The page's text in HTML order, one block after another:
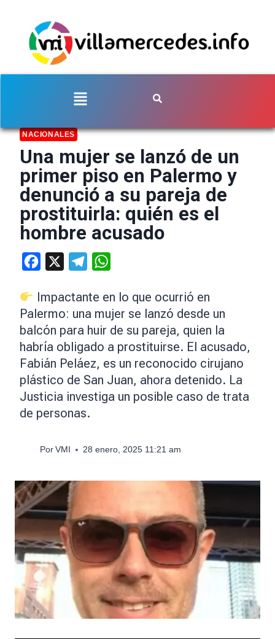
NACIONALES
Una mujer se lanzó de un
primer piso en Palermo y
denunció a su pareja de
prostituirla: quién es el
hombre acusado
Facebook Telegram
Impactante en lo que ocurrió en
Palermo: una mujer se lanzó desde un
balcón para huir de su pareja, quien la
habría obligado a prostituirse. El acusado,
Fabián Peláez, es un reconocido cirujano
plástico de San Juan, ahora detenido. La
Justicia investiga un posible caso de trata
de personas.
Por VMI 28 enero, 2025 11:21 am